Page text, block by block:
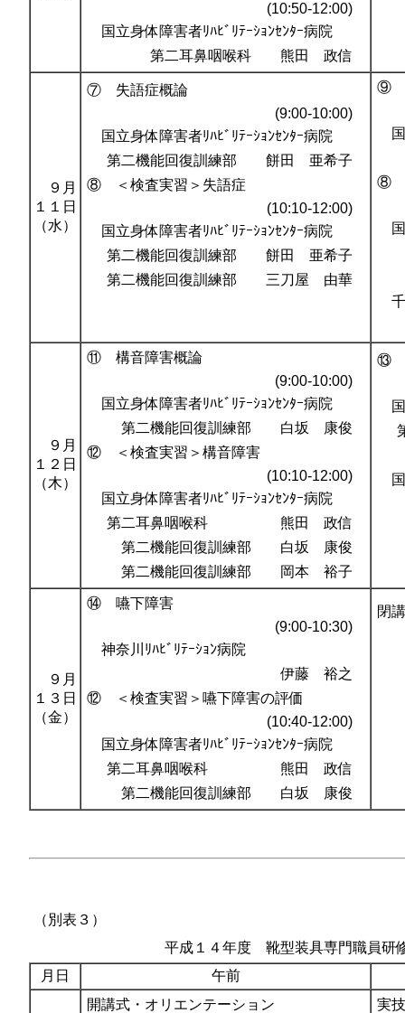
(10:50-12:00)
国立身体障害者ﾘﾊﾋﾞﾘﾃｰｼｮﾝｾﾝﾀｰ病院
第二耳鼻咽喉科 熊田 政信
９月
１１日
（水）
⑦ 失語症概論
(9:00-10:00)
国立身体障害者ﾘﾊﾋﾞﾘﾃｰｼｮﾝｾﾝﾀｰ病院
第二機能回復訓練部 餅田 亜希子
⑧ ＜検査実習＞失語症
(10:10-12:00)
国立身体障害者ﾘﾊﾋﾞﾘﾃｰｼｮﾝｾﾝﾀｰ病院
第二機能回復訓練部 餅田 亜希子
第二機能回復訓練部 三刀屋 由華
⑨
国
⑧
国
千
９月
１２日
（木）
⑪ 構音障害概論
(9:00-10:00)
国立身体障害者ﾘﾊﾋﾞﾘﾃｰｼｮﾝｾﾝﾀｰ病院
第二機能回復訓練部 白坂 康俊
⑫ ＜検査実習＞構音障害
(10:10-12:00)
国立身体障害者ﾘﾊﾋﾞﾘﾃｰｼｮﾝｾﾝﾀｰ病院
第二耳鼻咽喉科 熊田 政信
第二機能回復訓練部 白坂 康俊
第二機能回復訓練部 岡本 裕子
⑬
国
国
９月
１３日
（金）
⑭ 嚥下障害
(9:00-10:30)
神奈川ﾘﾊﾋﾞﾘﾃｰｼｮﾝ病院
伊藤 裕之
⑫ ＜検査実習＞嚥下障害の評価
(10:40-12:00)
国立身体障害者ﾘﾊﾋﾞﾘﾃｰｼｮﾝｾﾝﾀｰ病院
第二耳鼻咽喉科 熊田 政信
第二機能回復訓練部 白坂 康俊
閉
（別表３）
平成１４年度 靴型装具専門職員研
月日
午前
開講式・オリエンテーション
実